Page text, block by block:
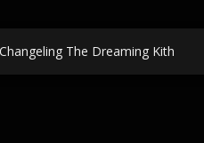
The Dreaming Kith